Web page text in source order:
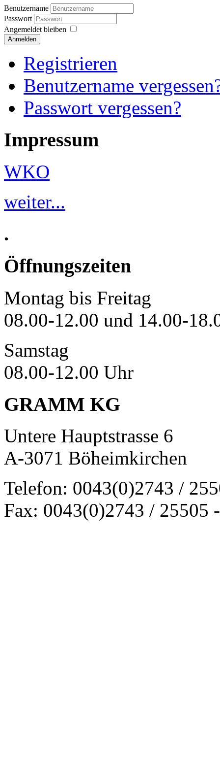
Benutzername
Passwort
Angemeldet bleiben
Anmelden
Registrieren
Benutzername
Passwort vergessen?
Impressum
WKO
weiter...
.
Öffnungszeiten
Montag bis Freitag
08.00-12.00 und 14.00-
Samstag
08.00-12.00 Uhr
GRAMM KG
Untere Hauptstrasse 6
A-3071 Böheimkirchen
Telefon: 0043(0)2743 /
Fax: 0043(0)2743 / 25505